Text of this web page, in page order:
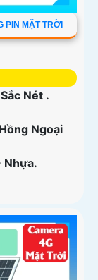
PIN MẶT TRỜI
Nét .
Ngoại
Nhựa.